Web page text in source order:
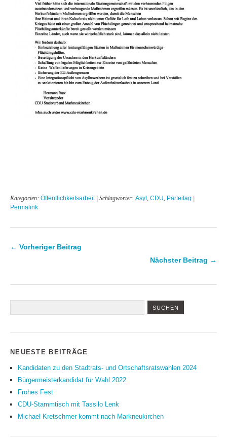
Kategorien: Öffentlichkeitsarbeit| Schlagwörter: Asyl CDU Parteitag |
Permalink
← Vorheriger Beitrag
Nächster Beitrag →
NEUESTE BEITRÄGE
Kandidaten zu den Stadtrats- und Ortschaftsratswahlen 2024
Bürgermeisterkandidat für Wahl 2022
Frohes Fest
CDU-Stammtisch mit Tassilo Lenk
Michael Kretschmer kommt nach Markneukirchen